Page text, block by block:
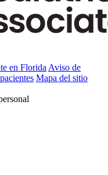
en FloridaAviso de
Mapa del sitio